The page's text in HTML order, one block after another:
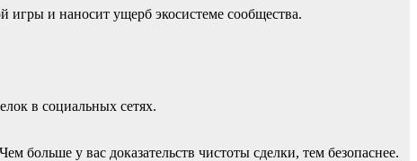
игры и наносит ущерб экосистеме сообщества.
в социальных сетях.
больше у вас доказательств чистоты сделки, тем безопаснее.